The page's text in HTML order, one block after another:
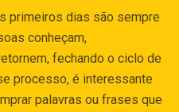
primeiros dias são sempre
conheçam,
fechando o ciclo de
processo, é interessante
palavras ou frases que